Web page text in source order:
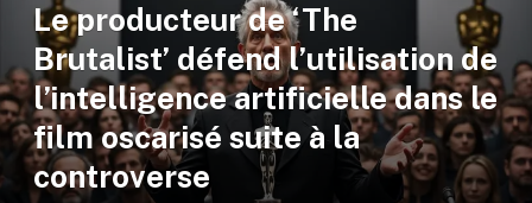
Le producteur de ‘The
Brutalist’ défend l’utilisation de
l’intelligence artificielle dans le
film oscarisé suite à la
controverse